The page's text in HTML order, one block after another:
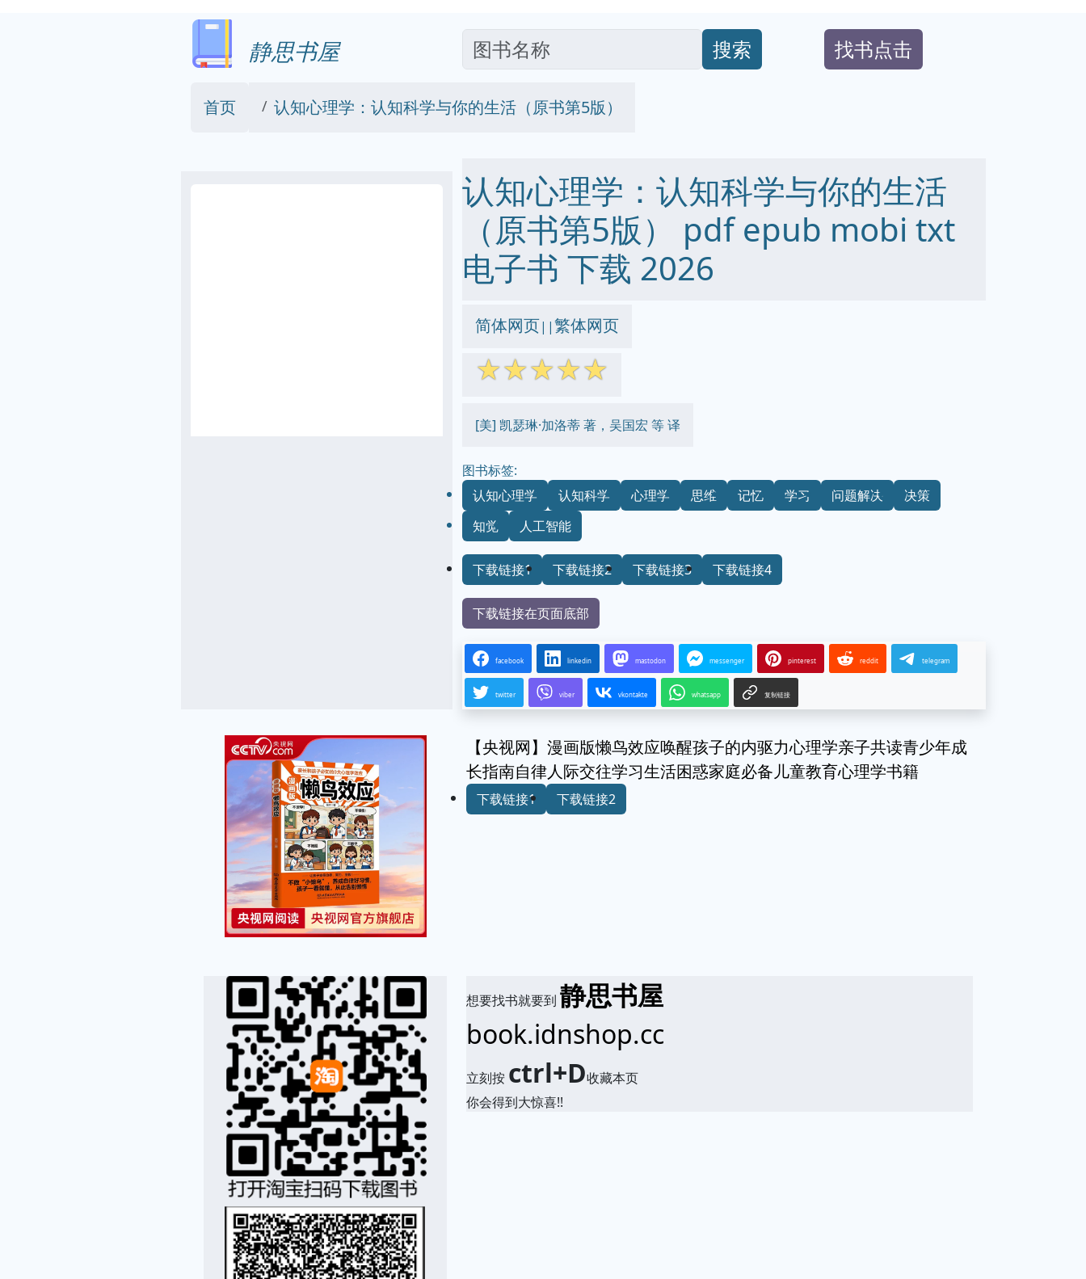
静思书屋 搜索 找书点击
首页 认知心理学：认知科学与你的生活（原书第5版）
认知心理学：认知科学与你的生活
（原书第5版） pdf epub mobi txt
电子书 下载 2026
简体网页||繁体网页
☆☆☆☆☆
[美] 凯瑟琳·加洛蒂 著，吴国宏 等 译
图书标签:
认知心理学
认知科学 心理学 思维 记忆 学习 问题解决
决策
知觉
人工智能
下载链接1 下载链接2 下载链接3 下载链接4
下载链接在页面底部
facebook linkedin mastodon messenger pinterest reddit telegram
twitter viber vkontakte whatsapp 复制链接
【央视网】漫画版懒鸟效应唤醒孩子的内驱力心理学亲子共读青少年成
长指南自律人际交往学习生活困惑家庭必备儿童教育心理学书籍
下载链接1 下载链接2
想要找书就要到静思书屋
book.idnshop.cc
立刻按 ctrl+D收藏本页
你会得到大惊喜!!